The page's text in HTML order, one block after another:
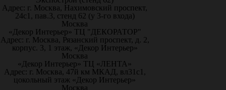
Адрес: г. Москва, Нахимовский проспект,
24с1, пав.3, стенд 62 (у 3-го входа)
Москва
«Декор Интерьер» ТЦ "ДЕКОРАТОР"
Адрес: г. Москва, Рязанский проспект, д. 2,
корпус. 3, 1 этаж, «Декор Интерьер»
Москва
«Декор Интерьер» ТЦ «ЛЕНТА»
Адрес: г. Москва, 47й км МКАД, вл31с1,
цокольный этаж «Декор Интерьер»
Москва